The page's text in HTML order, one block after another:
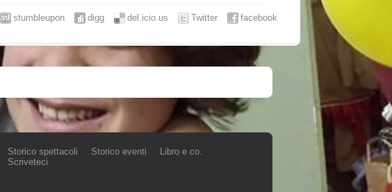
facebook
Twitter
del.icio.us
digg
stumbleupon
Storico spettacoli Storico eventi
Libro e co.
Scriveteci